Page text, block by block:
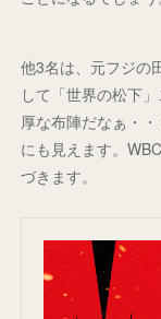
他3名は、元フジの
して「世界の松下
厚な布陣だなぁ・
にも見えます。
づきます。